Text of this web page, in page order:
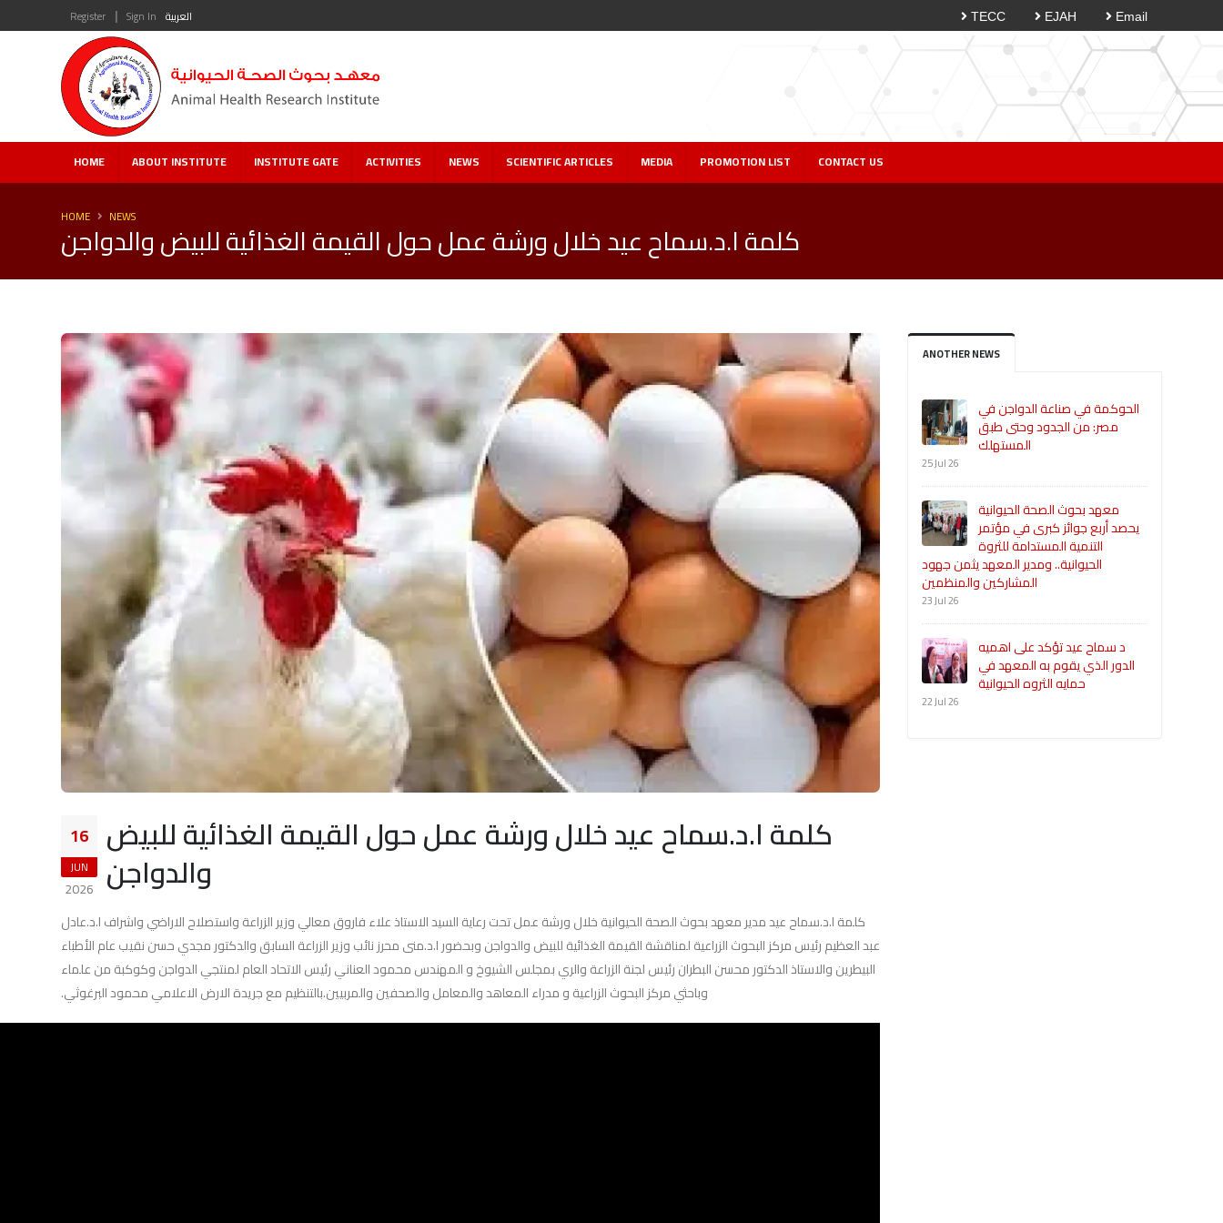
Register | Sign In العربية TECC EJAH Email
HOME ABOUT INSTITUTE INSTITUTE GATE ACTIVITIES NEWS SCIENTIFIC ARTICLES MEDIA PROMOTION LIST CONTACT US
كلمة ا.د.سماح عيد خلال ورشة عمل حول القيمة الغذائية للبيض والدواجن
HOME NEWS
ANOTHER NEWS
الحوكمة في صناعة الدواجن في
مصر: من الجدود وحتى طبق
المستهلك
25 Jul 26
معهد بحوث الصحة الحيوانية
يحصد أربع جوائز كبرى في مؤتمر
التنمية المستدامة للثروة
الحيوانية.. ومدير المعهد يثمن جهود
المشاركين والمنظمين
23 Jul 26
د سماح عيد تؤكد على اهميه
الدور الذي يقوم به المعهد في
حمايه الثروه الحيوانية
22 Jul 26
16
JUN
2026
كلمة ا.د.سماح عيد خلال ورشة عمل حول القيمة الغذائية للبيض
والدواجن
كلمة ا.د.سماح عيد مدير معهد بحوث الصحة الحيوانية خلال ورشة عمل تحت رعاية السيد الاستاذ علاء فاروق معالي وزير الزراعة واستصلاح الاراضي واشراف ا.د.عادل
عبد العظيم رئيس مركز البحوث الزراعية لمناقشة القيمة الغذائية للبيض والدواجن وبحضور ا.د.منى محرز نائب وزير الزراعة السابق والدكتور مجدي حسن نقيب عام الأطباء
البيطرين والاستاذ الدكتور محسن البطران رئيس لجنة الزراعة والري بمجلس الشيوخ و المهندس محمود العناني رئيس الاتحاد العام لمنتجي الدواجن وكوكبة من علماء
وباحثي مركز البحوث الزراعية و مدراء المعاهد والمعامل والصحفين والمربيين.بالتنظيم مع جريدة الارض الاعلامي محمود البرغوثي.